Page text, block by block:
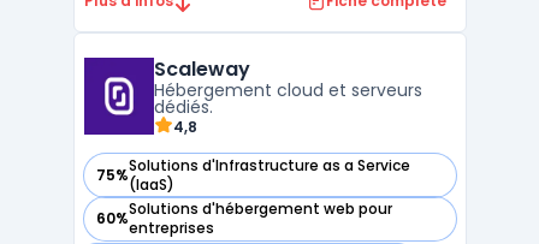
unifié, cette infrastructure permet de
réduire consi ...
Scaleway
Hébergement cloud et serveurs
dédiés.
4,8
75%Solutions d'Infrastructure as a Service
(IaaS)
— voir Scaleway dans cette catégorie
60%Solutions d'hébergement web pour
entreprises
— voir Scaleway dans cette catégorie